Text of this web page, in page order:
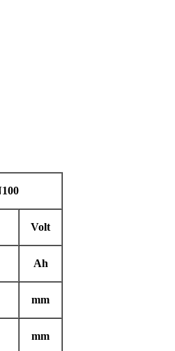
Volt
Ah
mm
mm